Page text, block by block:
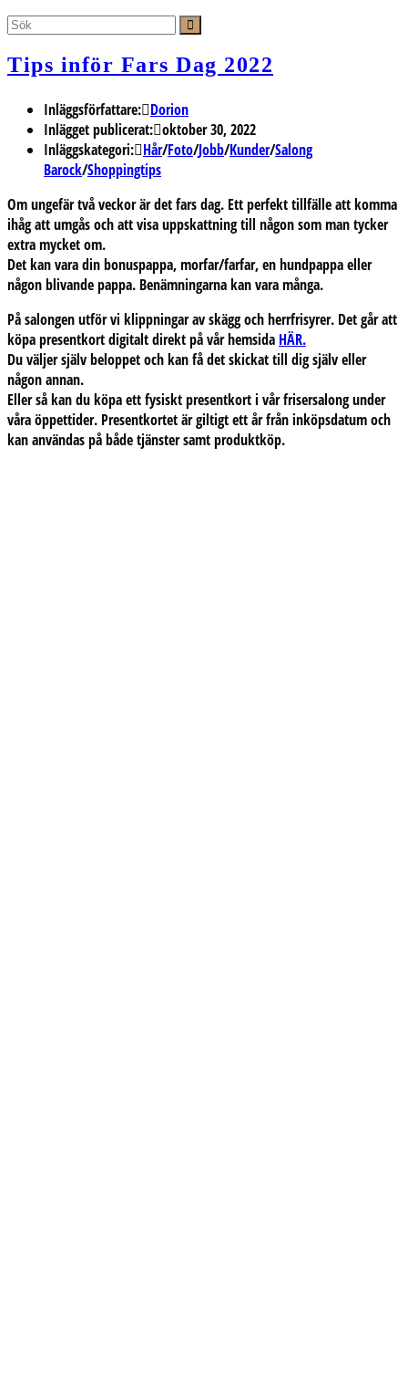
Tips inför Fars Dag 2022
Inläggsförfattare: Dorion
Inlägget publicerat: oktober 30, 2022
Inläggskategori: Hår/Foto/Jobb/Kunder/Salong
Barock/Shoppingtips
Om ungefär två veckor är det fars dag. Ett perfekt tillfälle att komma
ihåg att umgås och att visa uppskattning till någon som man tycker
extra mycket om.
Det kan vara din bonuspappa, morfar/farfar, en hundpappa eller
någon blivande pappa. Benämningarna kan vara många.
På salongen utför vi klippningar av skägg och herrfrisyrer. Det går att
köpa presentkort digitalt direkt på vår hemsida HÄR.
Du väljer själv beloppet och kan få det skickat till dig själv eller
någon annan.
Eller så kan du köpa ett fysiskt presentkort i vår frisersalong under
våra öppettider. Presentkortet är giltigt ett år från inköpsdatum och
kan användas på både tjänster samt produktköp.